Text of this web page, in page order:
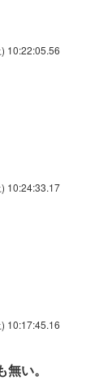
10:22:05.56
10:24:33.17
10:17:45.16
い。